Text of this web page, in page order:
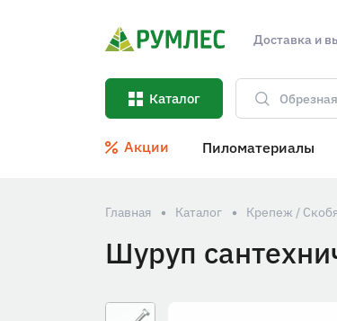
Доставка и
Каталог
Акции Пиломатериалы
Главная Каталог Крепеж /
Шуруп